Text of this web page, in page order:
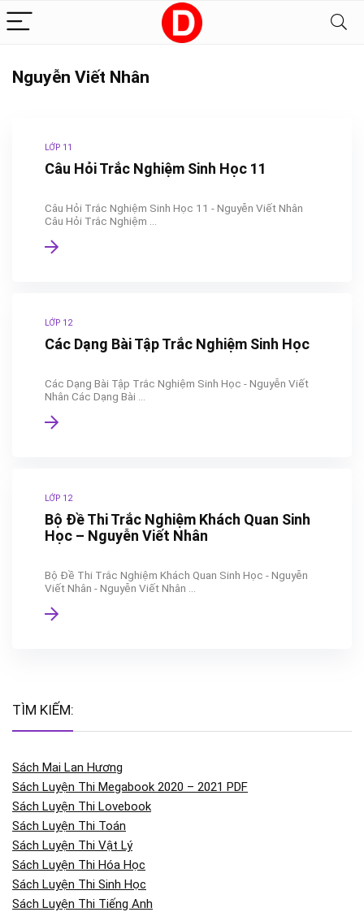
Nguyễn Viết Nhân
LỚP 11
Câu Hỏi Trắc Nghiệm Sinh Học 11
Câu Hỏi Trắc Nghiệm Sinh Học 11 - Nguyễn Viết Nhân
Câu Hỏi Trắc Nghiệm ...
LỚP 12
Các Dạng Bài Tập Trắc Nghiệm Sinh Học
Các Dạng Bài Tập Trắc Nghiệm Sinh Học - Nguyễn Viết
Nhân Các Dạng Bài ...
LỚP 12
Bộ Đề Thi Trắc Nghiệm Khách Quan Sinh
Học – Nguyễn Viết Nhân
Bộ Đề Thi Trắc Nghiệm Khách Quan Sinh Học - Nguyễn
Viết Nhân - Nguyễn Viết Nhân ...
TÌM KIẾM:
Sách Mai Lan Hương
Sách Luyện Thi Megabook 2020 – 2021 PDF
Sách Luyện Thi Lovebook
Sách Luyện Thi Toán
Sách Luyện Thi Vật Lý
Sách Luyện Thi Hóa Học
Sách Luyện Thi Sinh Học
Sách Luyện Thi Tiếng Anh